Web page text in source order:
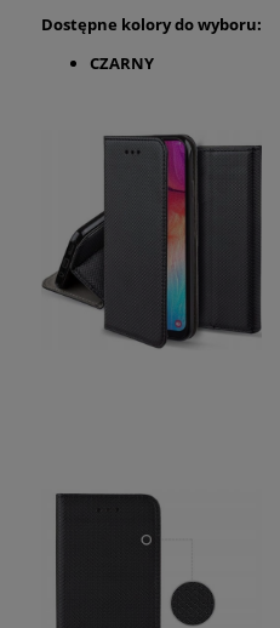
Dostępne kolory do wyboru:
CZARNY